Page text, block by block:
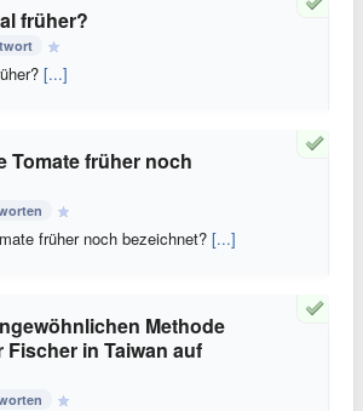
früher?
[...]
Tomate früher noch
früher noch bezeichnet? [...]
Methode
in Taiwan auf